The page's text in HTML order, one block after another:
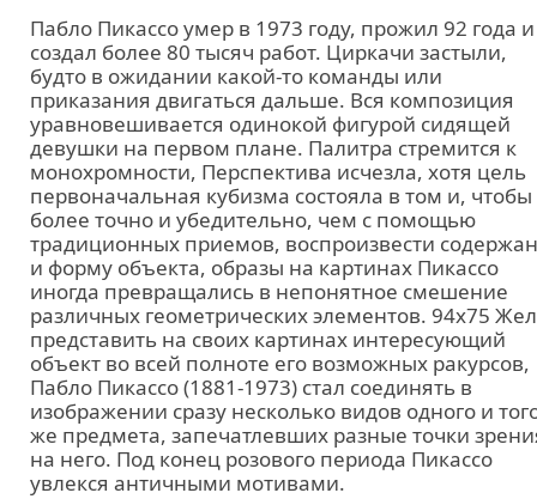
Пабло Пикассо умер в 1973 году, прожил 92 года и
создал более 80 тысяч работ. Циркачи застыли,
будто в ожидании какой-то команды или
приказания двигаться дальше. Вся композиция
уравновешивается одинокой фигурой сидящей
девушки на первом плане. Палитра стремится к
монохромности, Перспектива исчезла, хотя цель
первоначальная кубизма состояла в том и, чтобы
более точно и убедительно, чем с помощью
традиционных приемов, воспроизвести
и форму объекта, образы на картинах Пикассо
иногда превращались в непонятное смешение
различных геометрических элементов. 94х75
представить на своих картинах интересующий
объект во всей полноте его возможных ракурсов,
Пабло Пикассо (1881-1973) стал соединять в
изображении сразу несколько видов одного и
же предмета, запечатлевших разные точки
на него. Под конец розового периода Пикассо
увлекся античными мотивами.